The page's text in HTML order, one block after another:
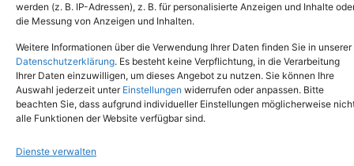
werden (z. B. IP-Adressen), z. B. für personalisierte Anzeigen und Inhalte
die Messung von Anzeigen und Inhalten.
Weitere Informationen über die Verwendung Ihrer Daten finden Sie in unserer
Datenschutzerklärung. Es besteht keine Verpflichtung, in die Verarbeitung
Ihrer Daten einzuwilligen, um dieses Angebot zu nutzen. Sie können Ihre
Auswahl jederzeit unter Einstellungen widerrufen oder anpassen. Bitte
beachten Sie, dass aufgrund individueller Einstellungen möglicherweise
alle Funktionen der Website verfügbar sind.
Dienste verwalten
Copyright © 2024. Alle Rechte vorbehalten.
Tel.: (02651) - 77438info@tierheim-mayen.de
In der Pluns 1, 56727 Mayen